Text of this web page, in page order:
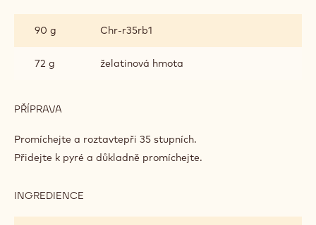
PĚNA
(NA
DEZERTY)
90 g Chr-r35rb1
72 g želatinová hmota
PŘÍPRAVA
ČOKOLÁDOVÁ
(NA
Promíchejte a roztavtepři 35 stupních.
Přidejte k pyré a důkladně promíchejte.
INGREDIENCE